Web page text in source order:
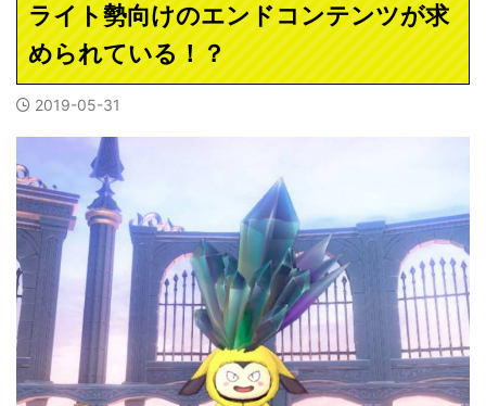
ライト勢向けのエンドコンテンツが求
められている！？
2019-05-31